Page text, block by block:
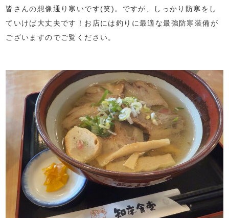
皆さんの想像通り寒いです(笑)。ですが、しっかり防寒をし
ていけば大丈夫です！お店には釣りに最適な最強防寒装備が
ございますのでご覧ください。